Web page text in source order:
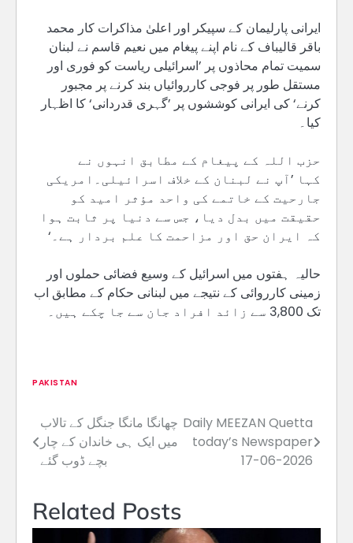
ایرانی پارلیمان کے سپیکر اور اعلیٰ مذاکرات کار محمد
باقر قالیباف کے نام اپنے پیغام میں نعیم قاسم نے لبنان
سمیت تمام محاذوں پر ’اسرائیلی ریاست کو فوری اور
مستقل طور پر فوجی کارروائیاں بند کرنے پر مجبور
کرنے‘ کی ایرانی کوششوں پر ’گہری قدردانی‘ کا اظہار
کیا۔
حزب اللہ کے پیغام کے مطابق انہوں نے
کہا ’آپ نے لبنان کے خلاف اسرائیلی۔امریکی
جارحیت کے خاتمے کی واحد مؤثر امید کو
حقیقت میں بدل دیا، جس سے دنیا پر ثابت ہوا
کہ ایران حق اور مزاحمت کا علم بردار ہے۔‘
حالیہ ہفتوں میں اسرائیل کے وسیع فضائی حملوں اور
زمینی کارروائی کے نتیجے میں لبنانی حکام کے مطابق اب
تک 3,800 سے زائد افراد جان سے جا چکے ہیں۔
PAKISTAN
Post
navigation
چھانگا مانگا جنگل کے تالاب
میں ایک ہی خاندان کے چار
بچے ڈوب گئے
Daily MEEZAN Quetta
today’s Newspaper
17-06-2026
Related Posts